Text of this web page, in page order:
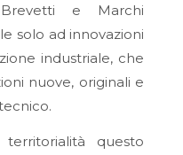
e Marchi
solo ad innovazioni
industriale, che
nuove, originali e
questo